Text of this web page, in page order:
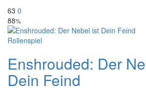
63 0
88%
Rollenspiel
Enshrouded: Der
Dein Feind